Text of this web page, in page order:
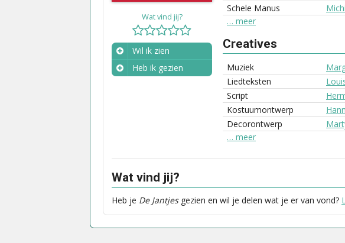
Wat vind jij?
Wil ik zien
Heb ik gezien
Schele Manus
… meer
Creatives
Muziek
Liedteksten
Script
Kostuumontwerp
Decorontwerp
… meer
Wat vind jij?
Heb je De Jantjesgezien en wil je delen wat je er van vond?